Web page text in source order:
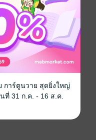
การ์ตูนวาย สุดยิ่งใหญ่
31 ก.ค. - 16 ส.ค.